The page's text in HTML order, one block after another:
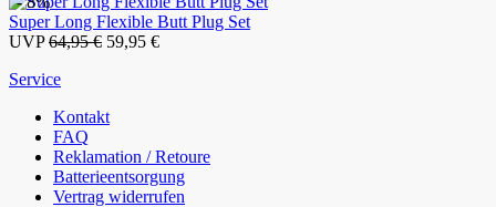
Super Long Flexible Butt Plug Set
UVP64,95 € 59,95 €
Service
Kontakt
FAQ
Reklamation / Retoure
Batterieentsorgung
Vertrag widerrufen